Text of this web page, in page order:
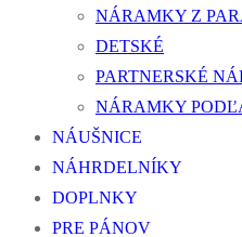
NÁRAMKY Z
DETSKÉ
PARTNERSKÉ
NÁRAMKY
NÁUŠNICE
NÁHRDELNÍKY
DOPLNKY
PRE PÁNOV